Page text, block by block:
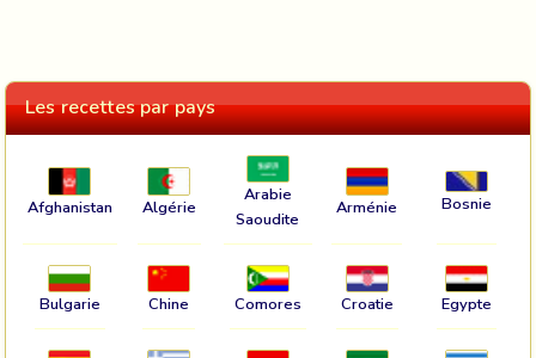
Les recettes par pays
Afghanistan Algérie
Arabie
Saoudite
Arménie Bosnie
Bulgarie Chine Comores Croatie Egypte